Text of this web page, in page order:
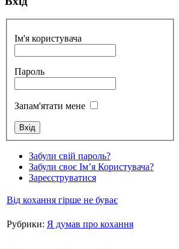
Стамбул 2010
Ім'я користувача
Пароль
Запам'ятати мене
Забули свій пароль?
Забули своє Ім’я Користувача?
Зареєструватися
Від кохання гірше не буває
Рубрики: Я думав про кохання